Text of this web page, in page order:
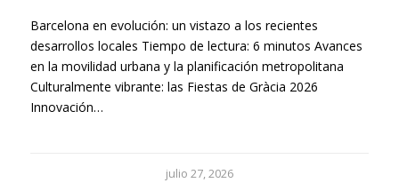
Barcelona en evolución: un vistazo a los recientes
desarrollos locales Tiempo de lectura: 6 minutos Avances
en la movilidad urbana y la planificación metropolitana
Culturalmente vibrante: las Fiestas de Gràcia 2026
Innovación…
julio 27, 2026